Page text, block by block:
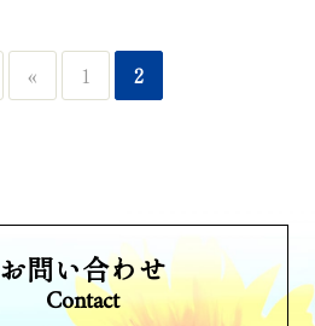
« 1 2
お問い合わせ
Contact